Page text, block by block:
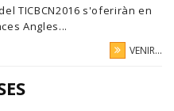
TICBCN2016 s'oferiràn en
Angles...
VENIR...